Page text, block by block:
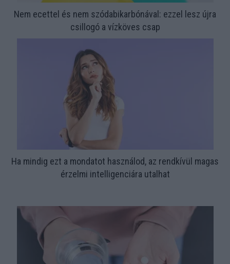
Nem ecettel és nem szódabikarbónával: ezzel lesz újra
csillogó a vízköves csap
Ha mindig ezt a mondatot használod, az rendkívül magas
érzelmi intelligenciára utalhat